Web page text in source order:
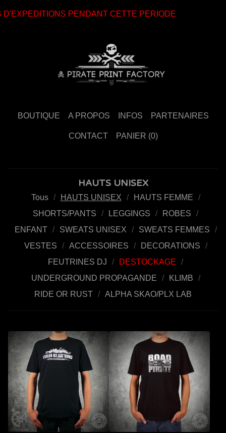
PENDANT CETTE PERIODE
BOUTIQUE A PROPOS INFOS PARTENAIRES
CONTACT PANIER (0)
HAUTS UNISEX
Tous HAUTS UNISEX
HAUTS FEMME
SHORTS/PANTS
LEGGINGS
ROBES
ENFANT
SWEATS UNISEX
SWEATS FEMMES
VESTES
ACCESSOIRES
DECORATIONS
FEUTRINES DJ
DESTOCKAGE
UNDERGROUND PROPAGANDE
KLIMB
RIDE OR RUST
ALPHA SKAO/PLX LAB